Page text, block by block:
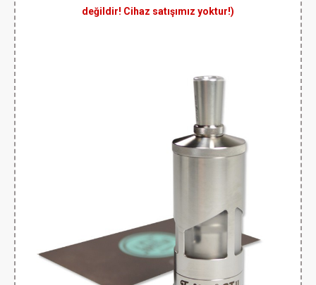
değildir! Cihaz satışımız yoktur!)